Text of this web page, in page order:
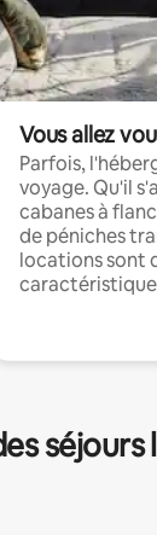
Vous allez
Parfois,
voyage. Qu'il
cabanes à
de péniches
locations sont